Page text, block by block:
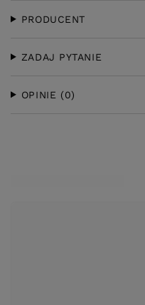
PRODUCENT
ZADAJ PYTANIE
OPINIE (0)